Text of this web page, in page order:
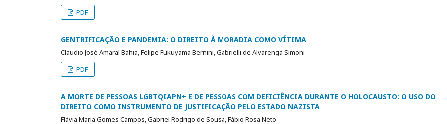
PDF
GENTRIFICAÇÃO E PANDEMIA: O DIREITO À MORADIA COMO VÍTIMA
Claudio José Amaral Bahia, Felipe Fukuyama Bernini, Gabrielli de Alvarenga Simoni
PDF
A MORTE DE PESSOAS LGBTQIAPN+ E DE PESSOAS COM DEFICIÊNCIA DURANTE O HOLOCAUSTO: O USO DO
DIREITO COMO INSTRUMENTO DE JUSTIFICAÇÃO PELO ESTADO NAZISTA
Flávia Maria Gomes Campos, Gabriel Rodrigo de Sousa, Fábio Rosa Neto